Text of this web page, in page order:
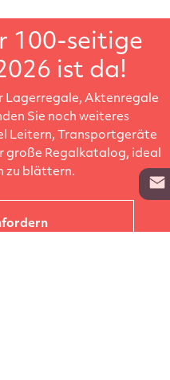
100-seitige
ist da!
Lagerregale, Aktenregale
Sie noch weiteres
Leitern, Transportgeräte
große Regalkatalog, ideal
zu blättern.